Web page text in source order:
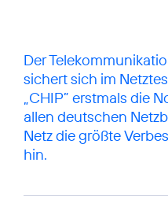
Der
sichert sich im
„CHIP” erstmals die
allen deutschen
Netz die größte
hin.